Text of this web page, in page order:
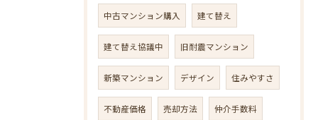
中古マンション購入 建て替え
建て替え協議中 旧耐震マンション
新築マンション デザイン 住みやすさ
不動産価格 売却方法 仲介手数料